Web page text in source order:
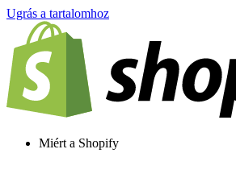
Ugrás a tartalomhoz
Miért a Shopify